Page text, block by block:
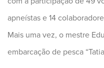
apneístas e 14
Mais uma vez, o mestre
embarcação de pesca